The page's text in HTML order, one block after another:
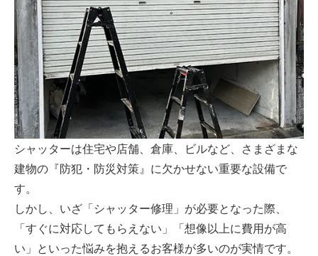
シャッターは住宅や店舗、倉庫、ビルなど、さまざまな
建物の『防犯・防災対策』に欠かせない重要な設備で
す。
しかし、いざ「シャッター修理」が必要となった際、
「すぐに対応してもらえない」「想像以上に費用が高
い」といった悩みを抱えるお客様が多いのが実情です。